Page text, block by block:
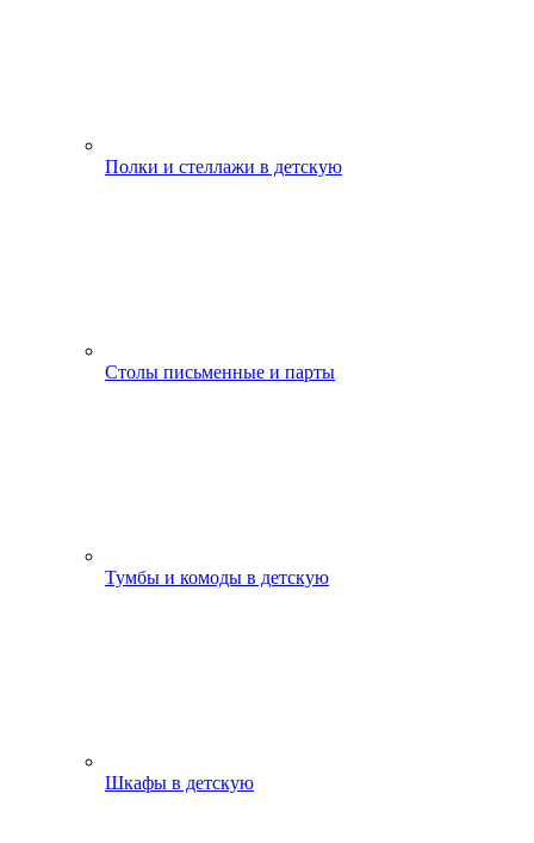
Полки и стеллажи в детскую
Столы письменные и парты
Тумбы и комоды в детскую
Шкафы в детскую